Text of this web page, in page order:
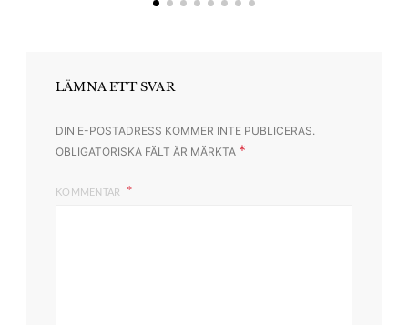
LÄMNA ETT SVAR
DIN E-POSTADRESS KOMMER INTE PUBLICERAS.
OBLIGATORISKA FÄLT ÄR MÄRKTA *
KOMMENTAR